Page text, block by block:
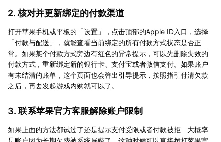
2. 核对并更新绑定的付款渠道
打开苹果手机或平板的「设置」，点击顶部的Apple ID入口，选择
「付款与配送」，就能查看当前绑定的所有付款方式状态是否正
常。如果某个付款方式旁边有红色的异常提示，可以先删除失效的
付款方式，重新绑定新的银行卡、支付宝或者微信支付。如果账户
有未结清的账单，这个页面也会弹出引导提示，按照指引付清欠款
之后，再去发起游戏内购就可以了。
3. 联系苹果官方客服解除账户限制
如果上面的方法都试过了还是提示支付受限或者付款被拒，大概率